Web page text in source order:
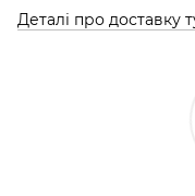
Деталі про доставку